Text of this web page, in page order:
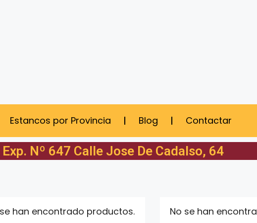
Estancos por Provincia Blog Contactar
Nº 647 Calle Jose De Cadalso, 64
han encontrado productos. No se han